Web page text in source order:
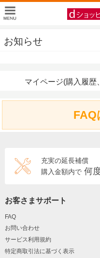
お知らせ
マイページ(購入履歴
FAQ
充実の延長補償
購入金額内で 何
お客さまサポート
FAQ
お問い合わせ
サービス利用規約
特定商取引法に基づく表示